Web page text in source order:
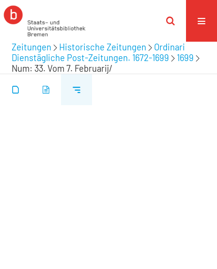
Zeitungen Historische Zeitungen
Ordinari
Dienstägliche Post-Zeitungen. 1672-1699
1699
Num: 33. Vom 7. Februarij/